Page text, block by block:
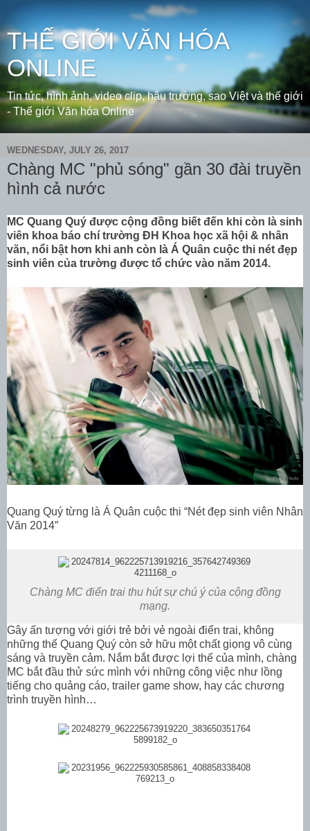
THẾ GIỚI VĂN HÓA
ONLINE
Tin tức, hình ảnh, video clip, hậu trường, sao Việt và thế giới
- Thế giới Văn hóa Online
WEDNESDAY, JULY 26, 2017
Chàng MC "phủ sóng" gần 30 đài truyền
hình cả nước
MC Quang Quý được cộng đồng biết đến khi còn là sinh
viên khoa báo chí trường ĐH Khoa học xã hội & nhân
văn, nổi bật hơn khi anh còn là Á Quân cuộc thi nét đẹp
sinh viên của trường được tổ chức vào năm 2014.
Quang Quý từng là Á Quân cuộc thi “Nét đẹp sinh viên Nhân
Văn 2014″
Chàng MC điển trai thu hút sự chú ý của cộng đồng
mạng.
Gây ấn tượng với giới trẻ bởi vẻ ngoài điển trai, không
những thế Quang Quý còn sở hữu một chất giọng vô cùng
sáng và truyền cảm. Nắm bắt được lợi thế của mình, chàng
MC bắt đầu thử sức mình với những công việc như lồng
tiếng cho quảng cáo, trailer game show, hay các chương
trình truyền hình…